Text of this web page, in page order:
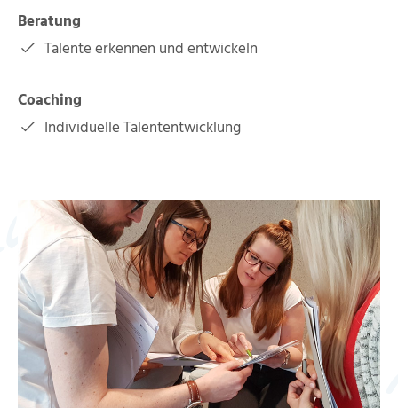
Führung
Talententwicklung
Berufliche Neuausrichtung
Resilienz
Erfüllende Arbeitsorganisation
Keynotes
Über Uns
Beratung
Talente erkennen und entwickeln
Coaching
Individuelle Talententwicklung